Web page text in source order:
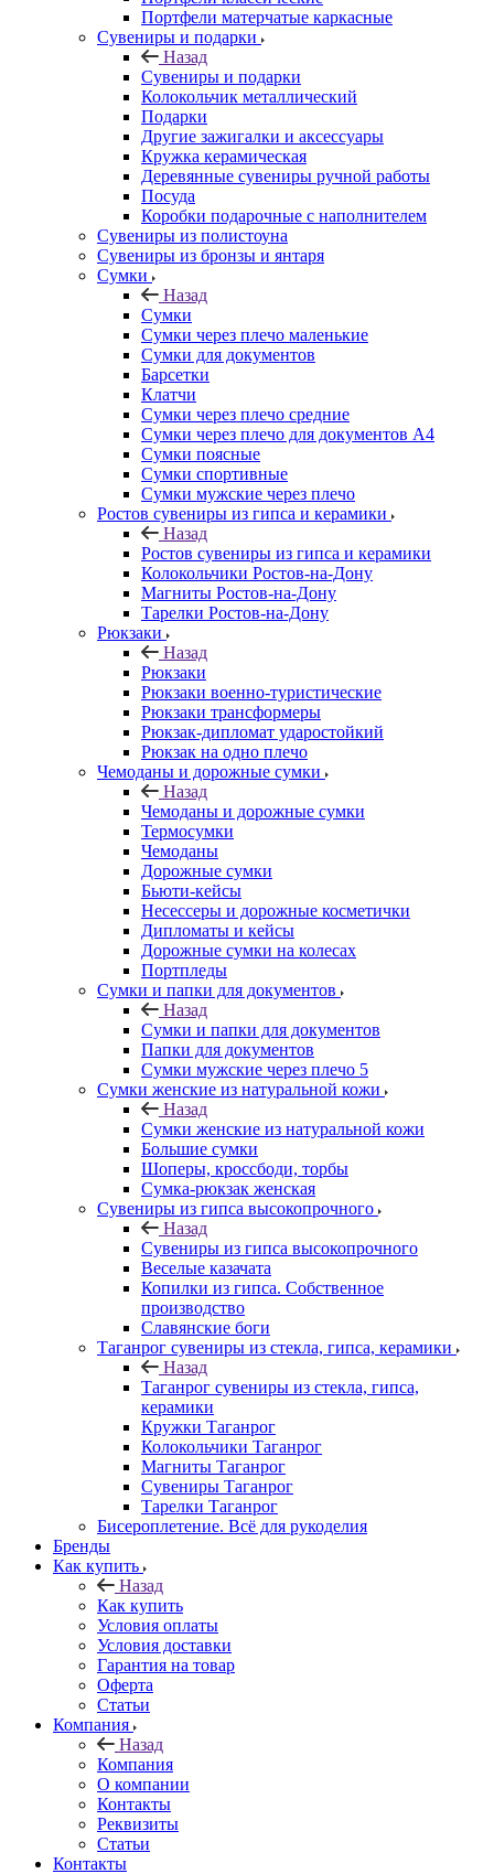
Портфели матерчатые каркасные
Сувениры и подарки
Назад
Сувениры и подарки
Колокольчик металлический
Подарки
Другие зажигалки и аксессуары
Кружка керамическая
Деревянные сувениры ручной работы
Посуда
Коробки подарочные с наполнителем
Сувениры из полистоуна
Сувениры из бронзы и янтаря
Сумки
Назад
Сумки
Сумки через плечо маленькие
Сумки для документов
Барсетки
Клатчи
Сумки через плечо средние
Сумки через плечо для документов А4
Сумки поясные
Сумки спортивные
Сумки мужские через плечо
Ростов сувениры из гипса и керамики
Назад
Ростов сувениры из гипса и керамики
Колокольчики Ростов-на-Дону
Магниты Ростов-на-Дону
Тарелки Ростов-на-Дону
Рюкзаки
Назад
Рюкзаки
Рюкзаки военно-туристические
Рюкзаки трансформеры
Рюкзак-дипломат ударостойкий
Рюкзак на одно плечо
Чемоданы и дорожные сумки
Назад
Чемоданы и дорожные сумки
Термосумки
Чемоданы
Дорожные сумки
Бьюти-кейсы
Несессеры и дорожные косметички
Дипломаты и кейсы
Дорожные сумки на колесах
Портпледы
Сумки и папки для документов
Назад
Сумки и папки для документов
Папки для документов
Сумки мужские через плечо 5
Сумки женские из натуральной кожи
Назад
Сумки женские из натуральной кожи
Большие сумки
Шоперы, кроссбоди, торбы
Сумка-рюкзак женская
Сувениры из гипса высокопрочного
Назад
Сувениры из гипса высокопрочного
Веселые казачата
Копилки из гипса. Собственное
производство
Славянские боги
Таганрог сувениры из стекла, гипса, керамики
Назад
Таганрог сувениры из стекла, гипса,
керамики
Кружки Таганрог
Колокольчики Таганрог
Магниты Таганрог
Сувениры Таганрог
Тарелки Таганрог
Бисероплетение. Всё для рукоделия
Бренды
Как купить
Назад
Как купить
Условия оплаты
Условия доставки
Гарантия на товар
Оферта
Статьи
Компания
Назад
Компания
О компании
Контакты
Реквизиты
Статьи
Контакты